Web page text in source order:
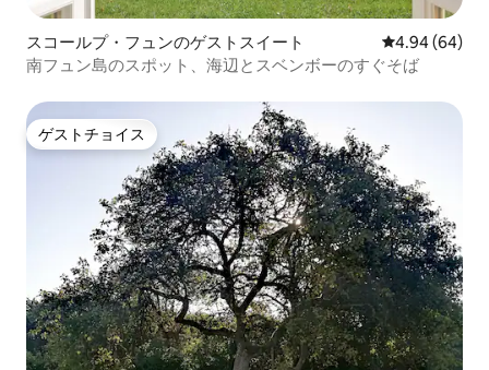
スコールプ・フュンのゲストスイート レビュー64件
4.94 (64)
南フュン島のスポット、海辺とスベンボーのすぐそば
ゲストチョイス
ゲストチョイス